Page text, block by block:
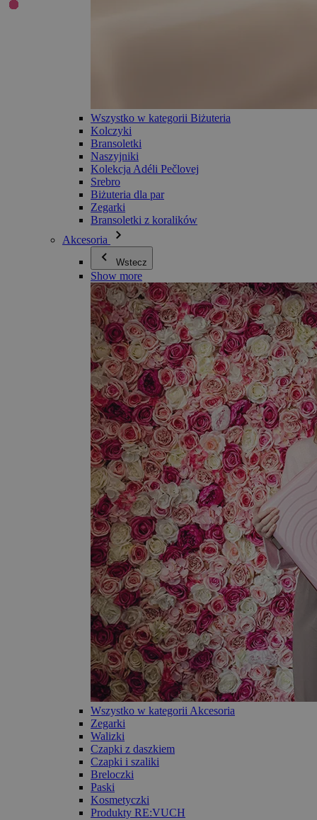
Wszystko w kategorii Biżuteria
Kolczyki
Bransoletki
Naszyjniki
Kolekcja Adéli Pečlovej
Srebro
Biżuteria dla par
Zegarki
Bransoletki z koralików
Akcesoria
Wstecz
Show more
Wszystko w kategorii Akcesoria
Zegarki
Walizki
Czapki z daszkiem
Czapki i szaliki
Breloczki
Paski
Kosmetyczki
Produkty RE:VUCH